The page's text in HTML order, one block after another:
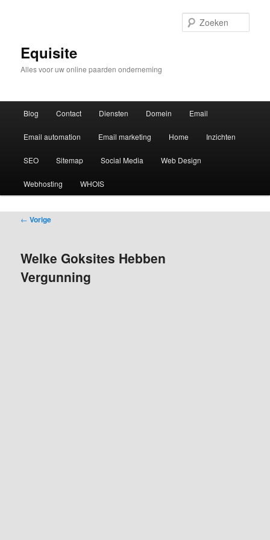
Equisite
Alles voor uw online paarden onderneming
Blog Contact Diensten Domein Email
Email automation Email marketing Home Inzichten
SEO Sitemap Social Media Web Design
Webhosting WHOIS
Bericht
← Vorige
Welke Goksites Hebben
Vergunning